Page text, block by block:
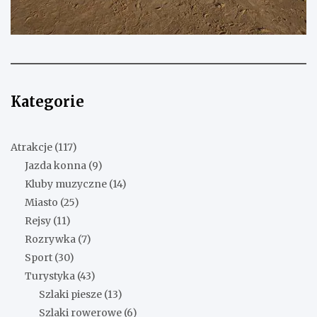
Kategorie
Atrakcje (117)
Jazda konna (9)
Kluby muzyczne (14)
Miasto (25)
Rejsy (11)
Rozrywka (7)
Sport (30)
Turystyka (43)
Szlaki piesze (13)
Szlaki rowerowe (6)